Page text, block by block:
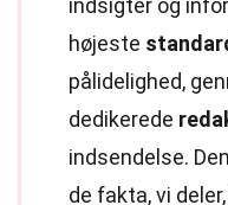
indsigter og
højeste
pålidelighed,
dedikerede
indsendelse.
de fakta, vi